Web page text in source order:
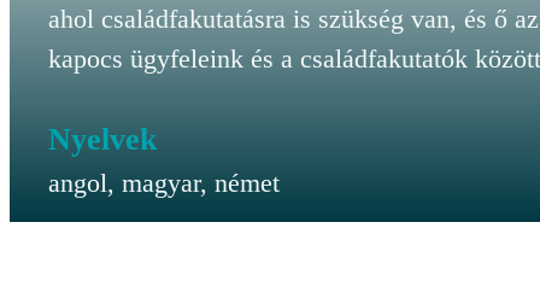
ahol családfakutatásra is szükség van, és ő
kapocs ügyfeleink és a családfakutatók
Nyelvek
angol, magyar, német